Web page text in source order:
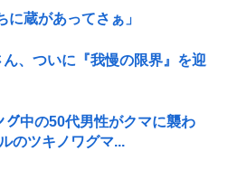
に蔵があってさぁ」
ん、ついに『我慢の限界』を迎
グ中の50代男性がクマに襲わ
のツキノワグマ...